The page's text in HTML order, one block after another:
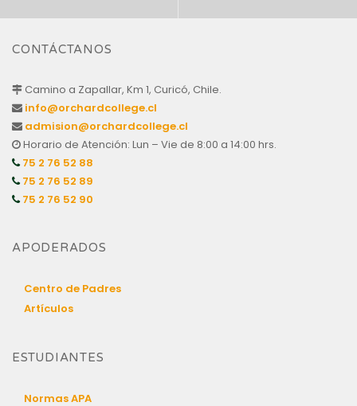
CONTÁCTANOS
Camino a Zapallar, Km 1, Curicó, Chile.
info@orchardcollege.cl
admision@orchardcollege.cl
Horario de Atención: Lun – Vie de 8:00 a 14:00 hrs.
75 2 76 52 88
75 2 76 52 89
75 2 76 52 90
APODERADOS
Centro de Padres
Artículos
ESTUDIANTES
Normas APA